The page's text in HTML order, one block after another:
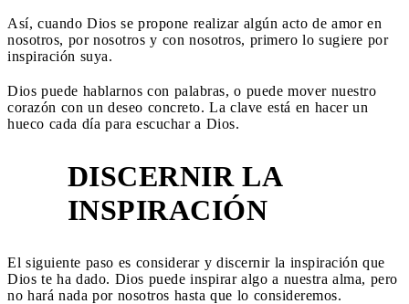
Así, cuando Dios se propone realizar algún acto de amor en
nosotros, por nosotros y con nosotros, primero lo sugiere por
inspiración suya.
Dios puede hablarnos con palabras, o puede mover nuestro
corazón con un deseo concreto. La clave está en hacer un
hueco cada día para escuchar a Dios.
DISCERNIR LA
INSPIRACIÓN
El siguiente paso es considerar y discernir la inspiración que
Dios te ha dado. Dios puede inspirar algo a nuestra alma, pero
no hará nada por nosotros hasta que lo consideremos.